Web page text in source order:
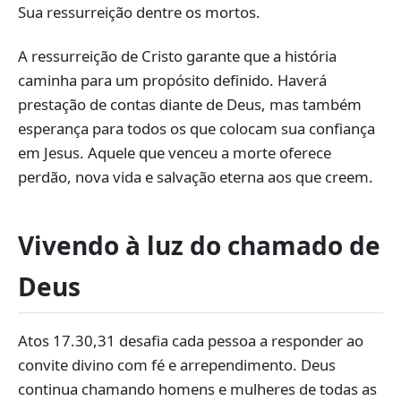
Sua ressurreição dentre os mortos.
A ressurreição de Cristo garante que a história
caminha para um propósito definido. Haverá
prestação de contas diante de Deus, mas também
esperança para todos os que colocam sua confiança
em Jesus. Aquele que venceu a morte oferece
perdão, nova vida e salvação eterna aos que creem.
Vivendo à luz do chamado de
Deus
Atos 17.30,31 desafia cada pessoa a responder ao
convite divino com fé e arrependimento. Deus
continua chamando homens e mulheres de todas as